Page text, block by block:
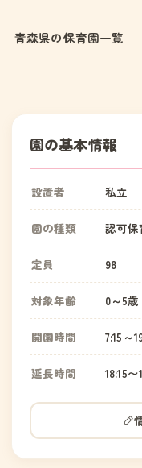
青森県の保育園一覧
園の基本情報
設置者 私立
園の種類 認可保
定員 98
対象年齢 0～5歳
開園時間 7:15～
延長時間 18:15〜